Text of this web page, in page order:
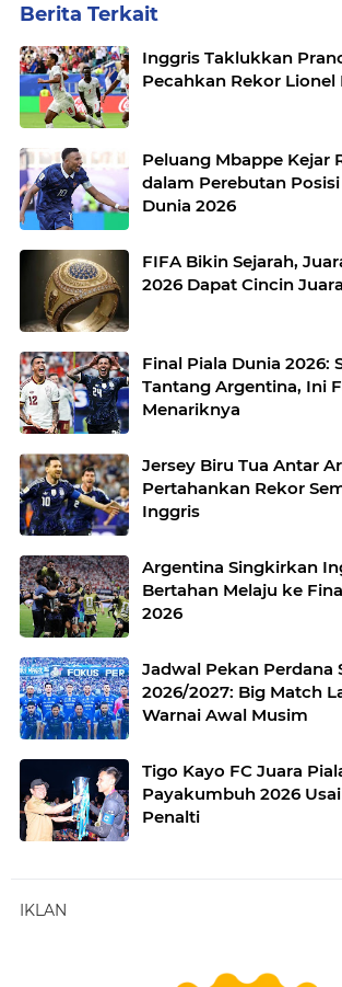
Berita Terkait
Inggris Taklukkan
Pecahkan Rekor Lionel
Peluang Mbappe Kejar
dalam Perebutan
Dunia 2026
FIFA Bikin Sejarah,
2026 Dapat Cincin
Final Piala Dunia 2026:
Tantang Argentina, Ini
Menariknya
Jersey Biru Tua Antar
Pertahankan Rekor
Inggris
Argentina Singkirkan
Bertahan Melaju ke
2026
Jadwal Pekan Perdana
2026/2027: Big Match
Warnai Awal Musim
Tigo Kayo FC Juara
Payakumbuh 2026
Penalti
IKLAN